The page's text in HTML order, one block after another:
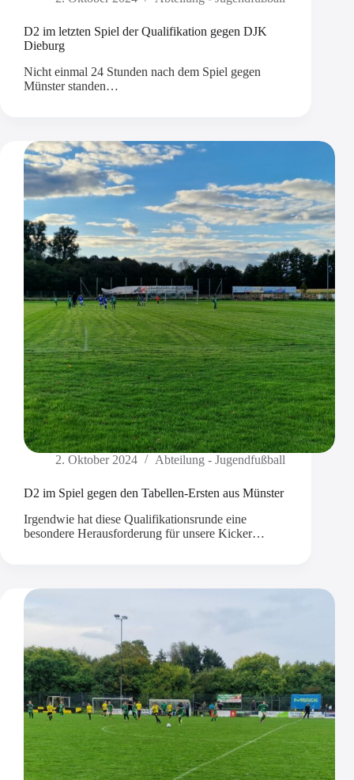
D2 im letzten Spiel der Qualifikation gegen DJK
Dieburg
Nicht einmal 24 Stunden nach dem Spiel gegen
Münster standen…
2. Oktober 2024 Abteilung - Jugendfußball
D2 im Spiel gegen den Tabellen-Ersten aus Münster
Irgendwie hat diese Qualifikationsrunde eine
besondere Herausforderung für unsere Kicker…